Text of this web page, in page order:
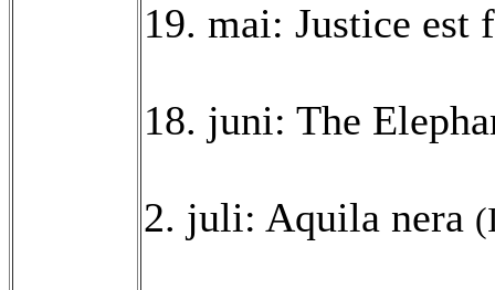
19. mai: Justice est
18. juni: The
2. juli: Aquila nera